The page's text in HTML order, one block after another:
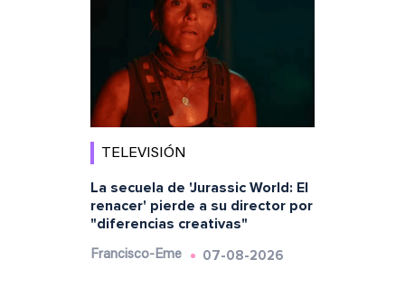
TELEVISIÓN
La secuela de 'Jurassic World: El
renacer' pierde a su director por
"diferencias creativas"
Francisco-Eme 07-08-2026